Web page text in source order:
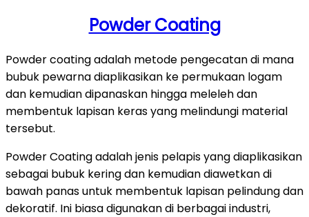
Powder Coating
Powder coating adalah metode pengecatan di mana
bubuk pewarna diaplikasikan ke permukaan logam
dan kemudian dipanaskan hingga meleleh dan
membentuk lapisan keras yang melindungi material
tersebut.
Powder Coating adalah jenis pelapis yang diaplikasikan
sebagai bubuk kering dan kemudian diawetkan di
bawah panas untuk membentuk lapisan pelindung dan
dekoratif. Ini biasa digunakan di berbagai industri,